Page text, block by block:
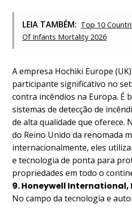
LEIA TAMBÉM: Top 10
Of Infants Mortality 2026
A empresa Hochiki Europe
participante significativo no
contra incêndios na Europa. É
sistemas de detecção de
de alta qualidade que oferece.
do Reino Unido da renomada
internacionalmente, eles
e tecnologia de ponta para
propriedades em todo o
9. Honeywell International,
No campo da tecnologia e